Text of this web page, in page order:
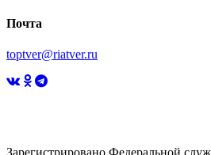
Почта
toptver@riatver.ru